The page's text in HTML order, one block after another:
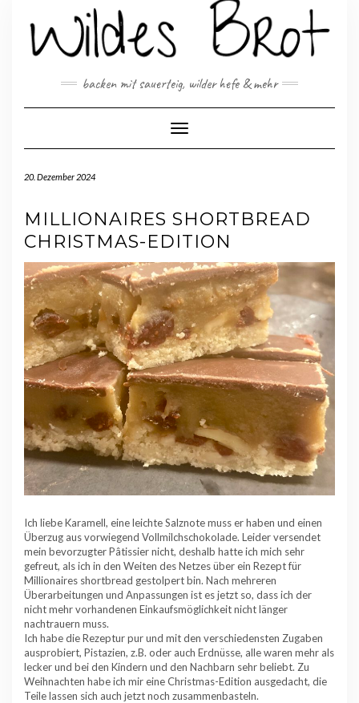
content
backen mit sauerteig, wilder hefe & mehr
Toggle Navigation
20. Dezember 2024
MILLIONAIRES SHORTBREAD
CHRISTMAS-EDITION
Ich liebe Karamell, eine leichte Salznote muss er haben und einen
Überzug aus vorwiegend Vollmilchschokolade. Leider versendet
mein bevorzugter Pâtissier nicht, deshalb hatte ich mich sehr
gefreut, als ich in den Weiten des Netzes über ein Rezept für
Millionaires shortbread gestolpert bin. Nach mehreren
Überarbeitungen und Anpassungen ist es jetzt so, dass ich der
nicht mehr vorhandenen Einkaufsmöglichkeit nicht länger
nachtrauern muss.
Ich habe die Rezeptur pur und mit den verschiedensten Zugaben
ausprobiert, Pistazien, z.B. oder auch Erdnüsse, alle waren mehr als
lecker und bei den Kindern und den Nachbarn sehr beliebt. Zu
Weihnachten habe ich mir eine Christmas-Edition ausgedacht, die
Teile lassen sich auch jetzt noch zusammenbasteln.